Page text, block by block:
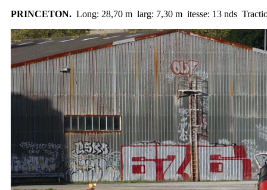
PRINCETON. Long: 28,70 m larg: 7,30 m itesse: 13 nds